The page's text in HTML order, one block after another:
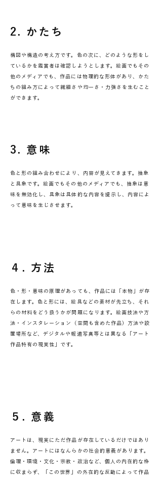
2. かたち
構図や構造の考え方です。色の次に、どのような形をし
ているかを鑑賞者は確認しようとします。絵画でもその
他のメディアでも、作品には物理的な形体があり、かた
ちの組み方によって繊細さや均一さ・力強さを生むこと
ができます。
3. 意味
色と形の組み合わせにより、内容が見えてきます。抽象
と具象です。絵画でもその他のメディアでも、抽象は意
味を無効化し、具象は具体的な内容を提示し、内容によ
って意味を生じさせます。
４. 方法
色・形・意味の原理があっても、作品には「本物」が存
在します。色と形には、絵具などの素材が先立ち、それ
らの材料をどう扱うかが問題になります。絵画技法や方
法・インスタレーション（空間も含めた作品）方法や設
置場所など、デジタルや報道写真等とは異なる「アート
作品特有の現実性」です。
５. 意義
アートは、現実にただ作品が存在しているだけではあり
ません。アートにはなんらかの社会的意義があります。
倫理・環境・文化・宗教・政治など、個人の内在的な枠
に収まらず、「この世界」の外在的な反動によって作品